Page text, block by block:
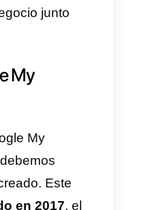
My
esto en el
entender y
nueva
la